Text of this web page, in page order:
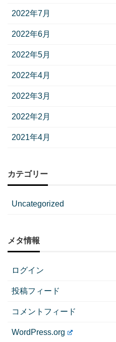
2022年7月
2022年6月
2022年5月
2022年4月
2022年3月
2022年2月
2021年4月
カテゴリー
Uncategorized
メタ情報
ログイン
投稿フィード
コメントフィード
WordPress.org